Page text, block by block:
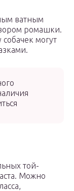
ватным
ромашки.
могут
той-
Можно